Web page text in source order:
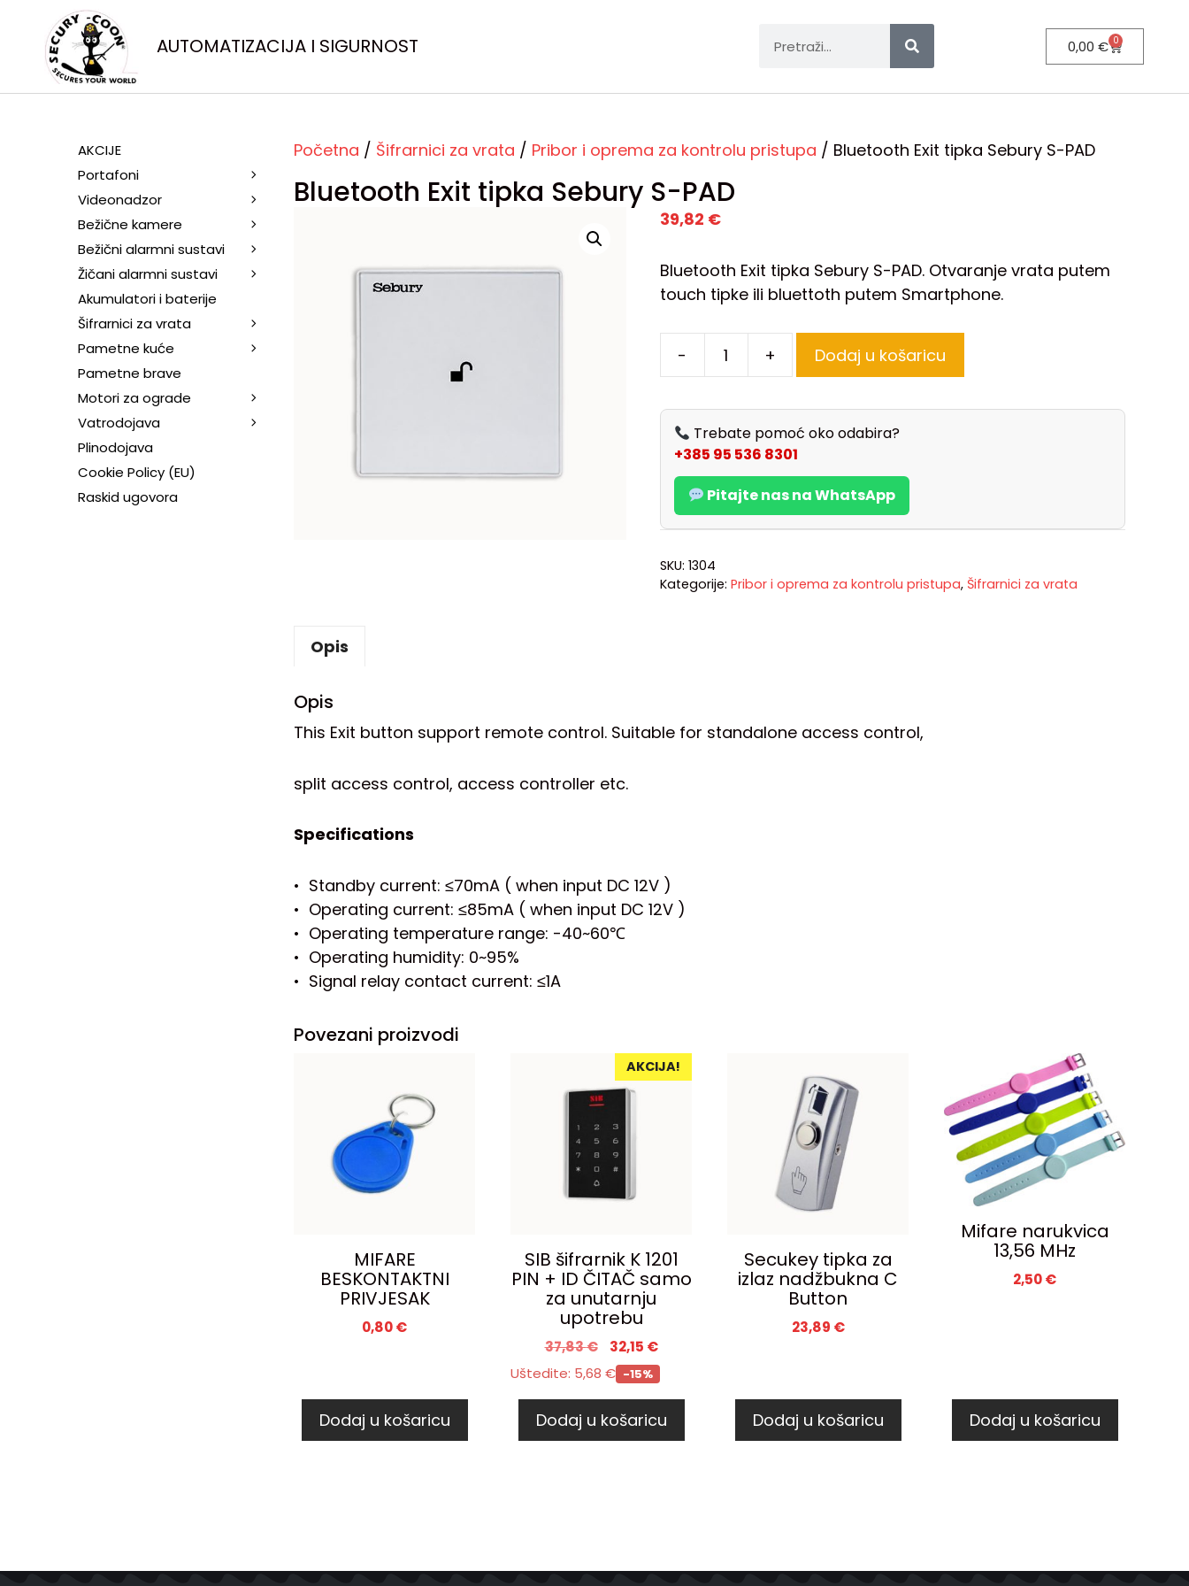
AUTOMATIZACIJA I SIGURNOST 0,00€ 0
Početna / Šifrarnici za vrata / Pribor i oprema za kontrolu pristupa / Bluetooth Exit tipka Sebury S-PAD
Bluetooth Exit tipka Sebury S-PAD
39,82 €
Bluetooth Exit tipka Sebury S-PAD. Otvaranje vrata putem
touch tipke ili bluettoth putem Smartphone.
- + Dodaj u košaricu
Trebate pomoć oko odabira?
+385 95 536 8301
Pitajte nas na WhatsApp
SKU: 1304
Kategorije: Pribor i oprema za kontrolu pristupa, Šifrarnici za vrata
Opis
Opis
This Exit button support remote control. Suitable for standalone access control,
split access control, access controller etc.
Specifications
• Standby current: ≤70mA ( when input DC 12V )
• Operating current: ≤85mA ( when input DC 12V )
• Operating temperature range: -40~60℃
• Operating humidity: 0~95%
• Signal relay contact current: ≤1A
Povezani proizvodi
MIFARE
BESKONTAKTNI
PRIVJESAK
0,80€
Dodaj u košaricu
AKCIJA!
SIB šifrarnik K 1201
PIN + ID ČITAČ samo
za unutarnju
upotrebu
37,83€ 32,15 €
Uštedite: 5,68 € -15%
Dodaj u košaricu
Secukey tipka za
izlaz nadžbukna C
Button
23,89 €
Dodaj u košaricu
Mifare narukvica
13,56 MHz
2,50€
Dodaj u košaricu
AKCIJE
Portafoni
Videonadzor
Bežične kamere
Bežični alarmni sustavi
Žičani alarmni sustavi
Akumulatori i baterije
Šifrarnici za vrata
Pametne kuće
Pametne brave
Motori za ograde
Vatrodojava
Plinodojava
Cookie Policy (EU)
Raskid ugovora